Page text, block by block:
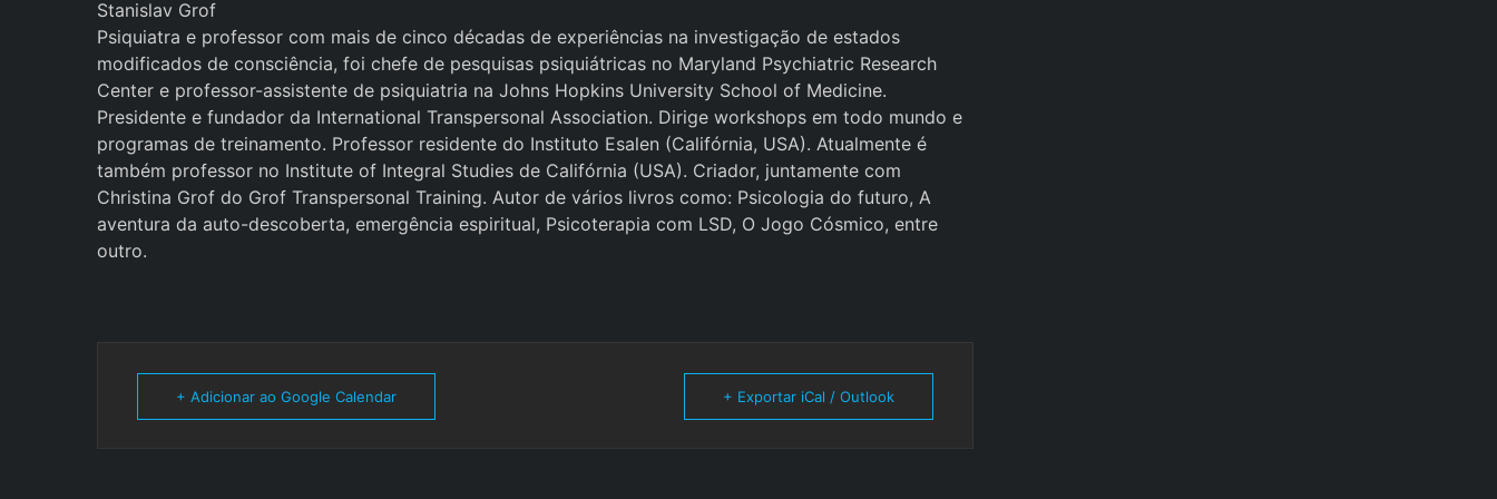
Stanislav Grof
Psiquiatra e professor com mais de cinco décadas de experiências na investigação de estados
modificados de consciência, foi chefe de pesquisas psiquiátricas no Maryland Psychiatric Research
Center e professor-assistente de psiquiatria na Johns Hopkins University School of Medicine.
Presidente e fundador da International Transpersonal Association. Dirige workshops em todo mundo e
programas de treinamento. Professor residente do Instituto Esalen (Califórnia, USA). Atualmente é
também professor no Institute of Integral Studies de Califórnia (USA). Criador, juntamente com
Christina Grof do Grof Transpersonal Training. Autor de vários livros como: Psicologia do futuro, A
aventura da auto-descoberta, emergência espiritual, Psicoterapia com LSD, O Jogo Cósmico, entre
outro.
+ Adicionar ao Google Calendar + Exportar iCal / Outlook